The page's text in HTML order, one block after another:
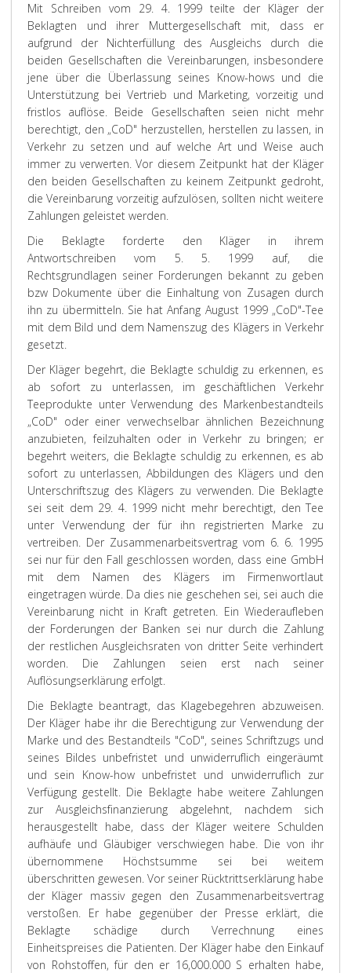
Mit Schreiben vom 29. 4. 1999 teilte der Kläger der
Beklagten und ihrer Muttergesellschaft mit, dass er
aufgrund der Nichterfüllung des Ausgleichs durch die
beiden Gesellschaften die Vereinbarungen, insbesondere
jene über die Überlassung seines Know-hows und die
Unterstützung bei Vertrieb und Marketing, vorzeitig und
fristlos auflöse. Beide Gesellschaften seien nicht mehr
berechtigt, den „CoD" herzustellen, herstellen zu lassen, in
Verkehr zu setzen und auf welche Art und Weise auch
immer zu verwerten. Vor diesem Zeitpunkt hat der Kläger
den beiden Gesellschaften zu keinem Zeitpunkt gedroht,
die Vereinbarung vorzeitig aufzulösen, sollten nicht weitere
Zahlungen geleistet werden.
Die Beklagte forderte den Kläger in ihrem
Antwortschreiben vom 5. 5. 1999 auf, die
Rechtsgrundlagen seiner Forderungen bekannt zu geben
bzw Dokumente über die Einhaltung von Zusagen durch
ihn zu übermitteln. Sie hat Anfang August 1999 „CoD"-Tee
mit dem Bild und dem Namenszug des Klägers in Verkehr
gesetzt.
Der Kläger begehrt, die Beklagte schuldig zu erkennen, es
ab sofort zu unterlassen, im geschäftlichen Verkehr
Teeprodukte unter Verwendung des Markenbestandteils
„CoD" oder einer verwechselbar ähnlichen Bezeichnung
anzubieten, feilzuhalten oder in Verkehr zu bringen; er
begehrt weiters, die Beklagte schuldig zu erkennen, es ab
sofort zu unterlassen, Abbildungen des Klägers und den
Unterschriftszug des Klägers zu verwenden. Die Beklagte
sei seit dem 29. 4. 1999 nicht mehr berechtigt, den Tee
unter Verwendung der für ihn registrierten Marke zu
vertreiben. Der Zusammenarbeitsvertrag vom 6. 6. 1995
sei nur für den Fall geschlossen worden, dass eine GmbH
mit dem Namen des Klägers im Firmenwortlaut
eingetragen würde. Da dies nie geschehen sei, sei auch die
Vereinbarung nicht in Kraft getreten. Ein Wiederaufleben
der Forderungen der Banken sei nur durch die Zahlung
der restlichen Ausgleichsraten von dritter Seite verhindert
worden. Die Zahlungen seien erst nach seiner
Auflösungserklärung erfolgt.
Die Beklagte beantragt, das Klagebegehren abzuweisen.
Der Kläger habe ihr die Berechtigung zur Verwendung der
Marke und des Bestandteils "CoD", seines Schriftzugs und
seines Bildes unbefristet und unwiderruflich eingeräumt
und sein Know-how unbefristet und unwiderruflich zur
Verfügung gestellt. Die Beklagte habe weitere Zahlungen
zur Ausgleichsfinanzierung abgelehnt, nachdem sich
herausgestellt habe, dass der Kläger weitere Schulden
aufhäufe und Gläubiger verschwiegen habe. Die von ihr
übernommene Höchstsumme sei bei weitem
überschritten gewesen. Vor seiner Rücktrittserklärung habe
der Kläger massiv gegen den Zusammenarbeitsvertrag
verstoßen. Er habe gegenüber der Presse erklärt, die
Beklagte schädige durch Verrechnung eines
Einheitspreises die Patienten. Der Kläger habe den Einkauf
von Rohstoffen, für den er 16,000.000 S erhalten habe,